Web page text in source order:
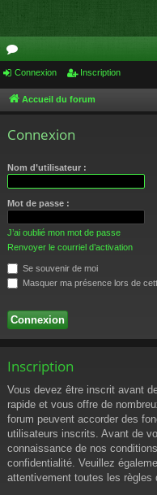
or
u
Connexion Inscription
Accueil du forum
Connexion
Nom d’utilisateur :
Mot de passe :
J’ai oublié mon mot de passe
Renvoyer le courriel d’activation
Se souvenir de moi
Masquer ma présence lors de
Inscription
Vous devez être inscrit avant
rapide et vous offre de
forum peuvent accorder des
utilisateurs inscrits. Avant de
connaissance de nos
confidentialité. Veuillez
attentivement toutes les règles